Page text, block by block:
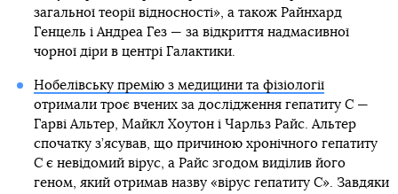
загальної теорії відносності», а також Райнхард
Генцель і Андреа Гез — за відкриття надмасивної
чорної діри в центрі Галактики.
Нобелівську премію з медицини та фізіології
отримали троє вчених за дослідження гепатиту С —
Гарві Альтер, Майкл Хоутон і Чарльз Райс. Альтер
спочатку з’ясував, що причиною хронічного гепатиту
С є невідомий вірус, а Райс згодом виділив його
геном, який отримав назву «вірус гепатиту С». Завдяки